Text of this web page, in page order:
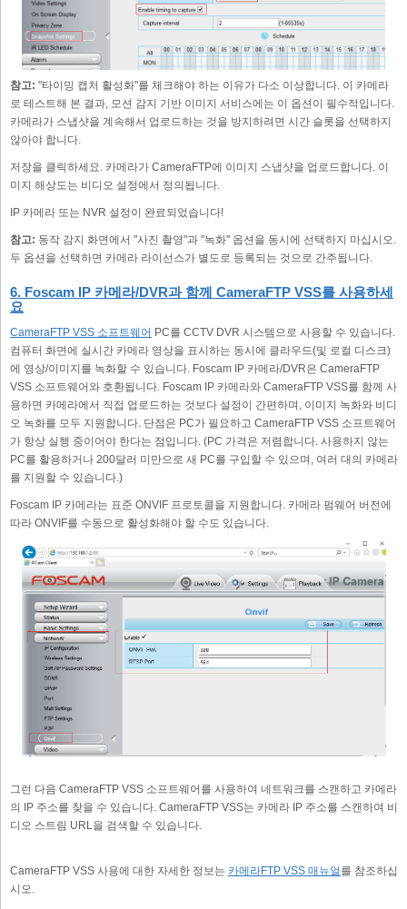
참고: "타이밍 캡처 활성화"를 체크해야 하는 이유가 다소 이상합니다. 이 카메라
로 테스트해 본 결과, 모션 감지 기반 이미지 서비스에는 이 옵션이 필수적입니다.
카메라가 스냅샷을 계속해서 업로드하는 것을 방지하려면 시간 슬롯을 선택하지
않아야 합니다.
저장을 클릭하세요. 카메라가 CameraFTP에 이미지 스냅샷을 업로드합니다. 이
미지 해상도는 비디오 설정에서 정의됩니다.
IP 카메라 또는 NVR 설정이 완료되었습니다!
참고: 동작 감지 화면에서 "사진 촬영"과 "녹화" 옵션을 동시에 선택하지 마십시오.
두 옵션을 선택하면 카메라 라이선스가 별도로 등록되는 것으로 간주됩니다.
6. Foscam IP 카메라/DVR과 함께 CameraFTP VSS를 사용하세
요
CameraFTP VSS 소프트웨어 PC를 CCTV DVR 시스템으로 사용할 수 있습니다.
컴퓨터 화면에 실시간 카메라 영상을 표시하는 동시에 클라우드(및 로컬 디스크)
에 영상/이미지를 녹화할 수 있습니다. Foscam IP 카메라/DVR은 CameraFTP
VSS 소프트웨어와 호환됩니다. Foscam IP 카메라와 CameraFTP VSS를 함께 사
용하면 카메라에서 직접 업로드하는 것보다 설정이 간편하며, 이미지 녹화와 비디
오 녹화를 모두 지원합니다. 단점은 PC가 필요하고 CameraFTP VSS 소프트웨어
가 항상 실행 중이어야 한다는 점입니다. (PC 가격은 저렴합니다. 사용하지 않는
PC를 활용하거나 200달러 미만으로 새 PC를 구입할 수 있으며, 여러 대의 카메라
를 지원할 수 있습니다.)
Foscam IP 카메라는 표준 ONVIF 프로토콜을 지원합니다. 카메라 펌웨어 버전에
따라 ONVIF를 수동으로 활성화해야 할 수도 있습니다.
그런 다음 CameraFTP VSS 소프트웨어를 사용하여 네트워크를 스캔하고 카메라
의 IP 주소를 찾을 수 있습니다. CameraFTP VSS는 카메라 IP 주소를 스캔하여 비
디오 스트림 URL을 검색할 수 있습니다.
CameraFTP VSS 사용에 대한 자세한 정보는 카메라FTP VSS 매뉴얼 를 참조하십
시오.